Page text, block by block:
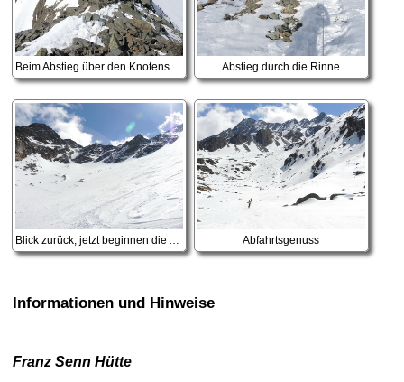
Beim Abstieg über den Knotenspitze SW Grat Abstieg durch die Rinne
Abfahrtsgenuss
Informationen und Hinweise
Franz Senn Hütte